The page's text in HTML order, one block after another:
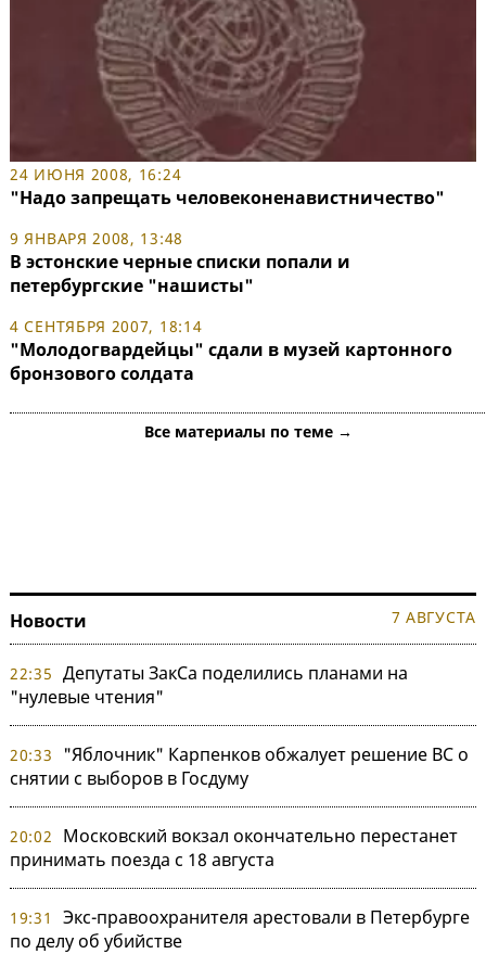
24 ИЮНЯ 2008, 16:24
"Надо запрещать человеконенавистничество"
9 ЯНВАРЯ 2008, 13:48
В эстонские черные списки попали и
петербургские "нашисты"
4 СЕНТЯБРЯ 2007, 18:14
"Молодогвардейцы" сдали в музей картонного
бронзового солдата
Все материалы по теме →
Новости 7 АВГУСТА
22:35 Депутаты ЗакСа поделились планами на
"нулевые чтения"
20:33
"Яблочник" Карпенков обжалует решение ВС о
снятии с выборов в Госдуму
20:02
Московский вокзал окончательно перестанет
принимать поезда с 18 августа
19:31
Экс-правоохранителя арестовали в Петербурге
по делу об убийстве